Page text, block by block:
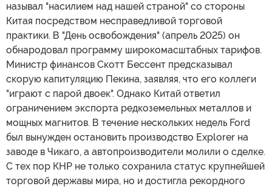
называл "насилием над нашей страной" со стороны
Китая посредством несправедливой торговой
практики. В "День освобождения" (апрель 2025) он
обнародовал программу широкомасштабных тарифов.
Министр финансов Скотт Бессент предсказывал
скорую капитуляцию Пекина, заявляя, что его коллеги
"играют с парой двоек". Однако Китай ответил
ограничением экспорта редкоземельных металлов и
мощных магнитов. В течение нескольких недель Ford
был вынужден остановить производство Explorer на
заводе в Чикаго, а автопроизводители молили о сделке.
С тех пор КНР не только сохранила статус крупнейшей
торговой державы мира, но и достигла рекордного